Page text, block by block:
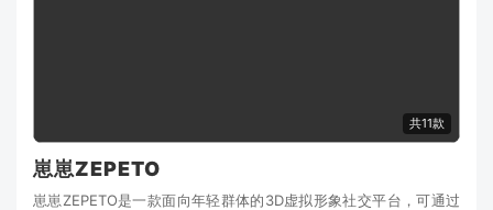
共11款
崽崽ZEPETO
崽崽ZEPETO是一款面向年轻群体的3D虚拟形象社交平台，可通过